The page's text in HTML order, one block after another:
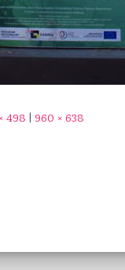
498 | 960 × 638